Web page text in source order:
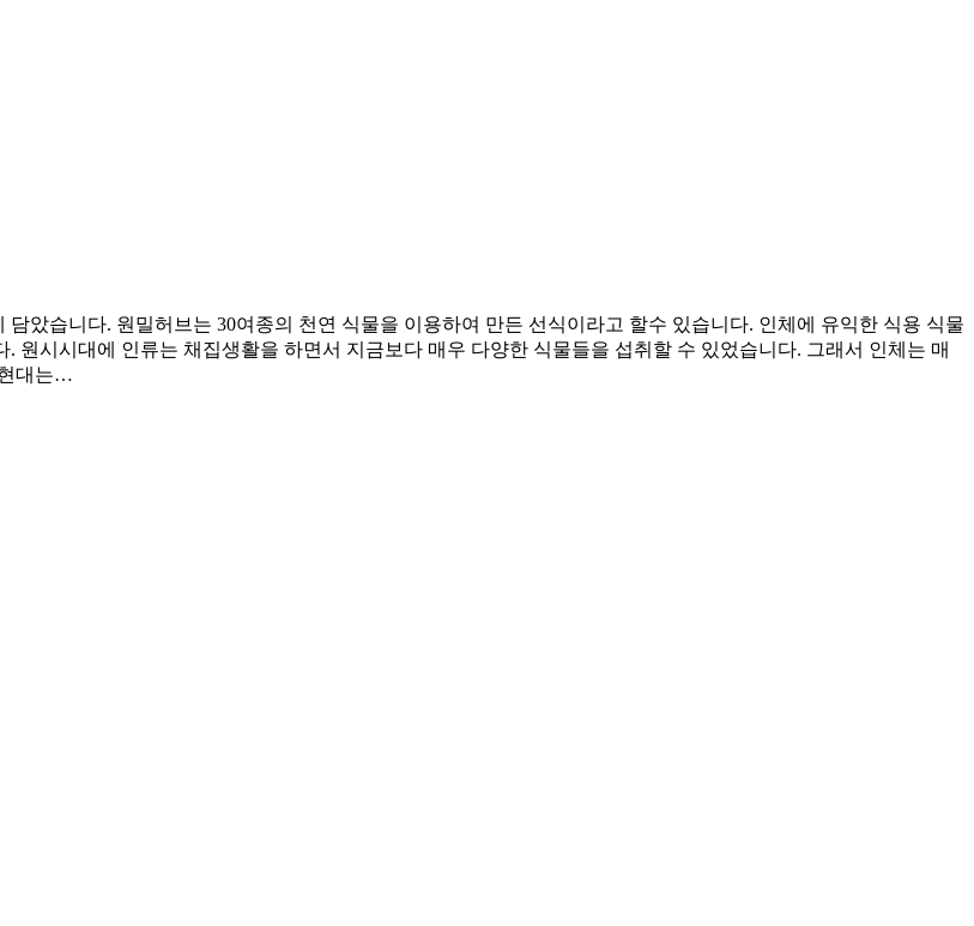
았습니다. 원밀허브는 30여종의 천연 식물을 이용하여 만든 선식이라고 할수 있습니다. 인체에 유익한 식용 식물
원시시대에 인류는 채집생활을 하면서 지금보다 매우 다양한 식물들을 섭취할 수 있었습니다. 그래서 인체는 매
대는…